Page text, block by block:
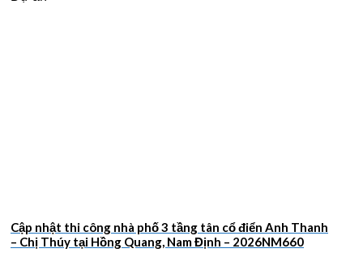
Cập nhật thi công nhà phố 3 tầng tân cổ điển Anh Thanh
– Chị Thúy tại Hồng Quang, Nam Định – 2026NM660